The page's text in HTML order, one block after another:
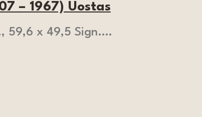
– 1967) Uostas
59,6 x 49,5 Sign.…